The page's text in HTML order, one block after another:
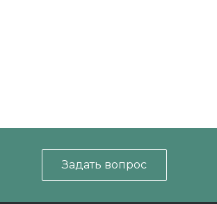
Задать вопрос